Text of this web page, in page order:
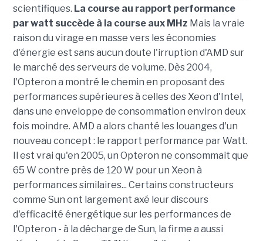
scientifiques. La course au rapport performance
par watt succède à la course aux MHz Mais la vraie
raison du virage en masse vers les économies
d'énergie est sans aucun doute l'irruption d'AMD sur
le marché des serveurs de volume. Dès 2004,
l'Opteron a montré le chemin en proposant des
performances supérieures à celles des Xeon d'Intel,
dans une enveloppe de consommation environ deux
fois moindre. AMD a alors chanté les louanges d'un
nouveau concept : le rapport performance par Watt.
Il est vrai qu'en 2005, un Opteron ne consommait que
65 W contre près de 120 W pour un Xeon à
performances similaires... Certains constructeurs
comme Sun ont largement axé leur discours
d'efficacité énergétique sur les performances de
l'Opteron - à la décharge de Sun, la firme a aussi